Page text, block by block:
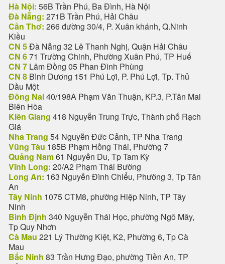
Hà Nội: 56B Trần Phú, Ba Đình, Hà Nội
Đà Nẵng: 271B Trần Phú, Hải Châu
Cần Thơ: 266 đường 30/4, P. Xuân khánh, Q.Ninh
Kiều
CN 5Đà Nẵng 32 Lê Thanh Nghị, Quận Hải Châu
CN 671 Trường Chinh, Phường Xuân Phú, TP Huế
CN 7 Lâm Đồng 05 Phan Đình Phùng
CN 8 Bình Dương 151 Phú Lợi, P. Phú Lợi, Tp. Thủ
Dầu Một
Đồng Nai40/198A Phạm Văn Thuận, KP.3, P.Tân Mai
Biên Hòa
Kiên Giang 418 Nguyễn Trung Trực, Thành phố Rạch
Giá
Nha Trang 54 Nguyễn Đức Cảnh, TP Nha Trang
Vũng Tàu 185B Phạm Hồng Thái, Phường 7
Quảng Nam61 Nguyễn Du, Tp Tam Kỳ
Vĩnh Long: 20/A2 Phạm Thái Bường
Long An: 163 Nguyễn Đình Chiểu, Phường 3, Tp Tân
An
Tây Ninh 1075 CTM8, phường Hiệp Ninh, TP Tây
Ninh
Bình Định 340 Nguyễn Thái Học, phường Ngô Mây,
Tp Quy Nhơn
Cà Mau 221 Lý Thường Kiệt, K2, Phường 6, Tp Cà
Mau
Bắc Ninh 83 Trần Hưng Đạo, phường Tiền An, TP